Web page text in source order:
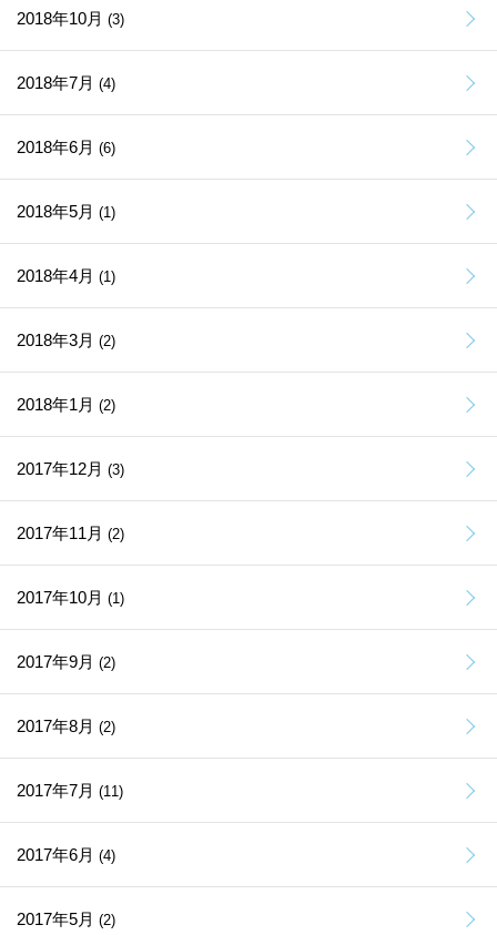
2018年10月 (3)
2018年7月 (4)
2018年6月 (6)
2018年5月 (1)
2018年4月 (1)
2018年3月 (2)
2018年1月 (2)
2017年12月 (3)
2017年11月 (2)
2017年10月 (1)
2017年9月 (2)
2017年8月 (2)
2017年7月 (11)
2017年6月 (4)
2017年5月 (2)